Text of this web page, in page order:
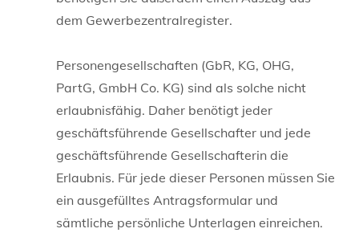
dem Gewerbezentralregister.
Personengesellschaften (GbR, KG, OHG,
PartG, GmbH Co. KG) sind als solche nicht
erlaubnisfähig. Daher benötigt jeder
geschäftsführende Gesellschafter und jede
geschäftsführende Gesellschafterin die
Erlaubnis. Für jede dieser Personen müssen Sie
ein ausgefülltes Antragsformular und
sämtliche persönliche Unterlagen einreichen.